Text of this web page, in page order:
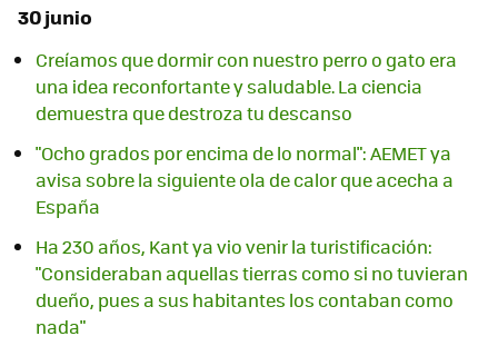
30 junio
Creíamos que dormir con nuestro perro o gato era
una idea reconfortante y saludable. La ciencia
demuestra que destroza tu descanso
"Ocho grados por encima de lo normal": AEMET ya
avisa sobre la siguiente ola de calor que acecha a
España
Ha 230 años, Kant ya vio venir la turistificación:
"Consideraban aquellas tierras como si no tuvieran
dueño, pues a sus habitantes los contaban como
nada"